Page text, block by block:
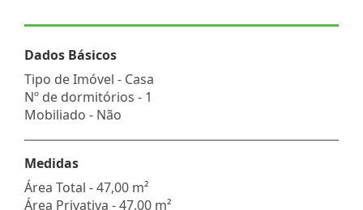
Dados Básicos
Tipo de Imóvel - Casa
Nº de dormitórios - 1
Mobiliado - Não
Medidas
Área Total - 47,00 m²
Área Privativa - 47,00 m²